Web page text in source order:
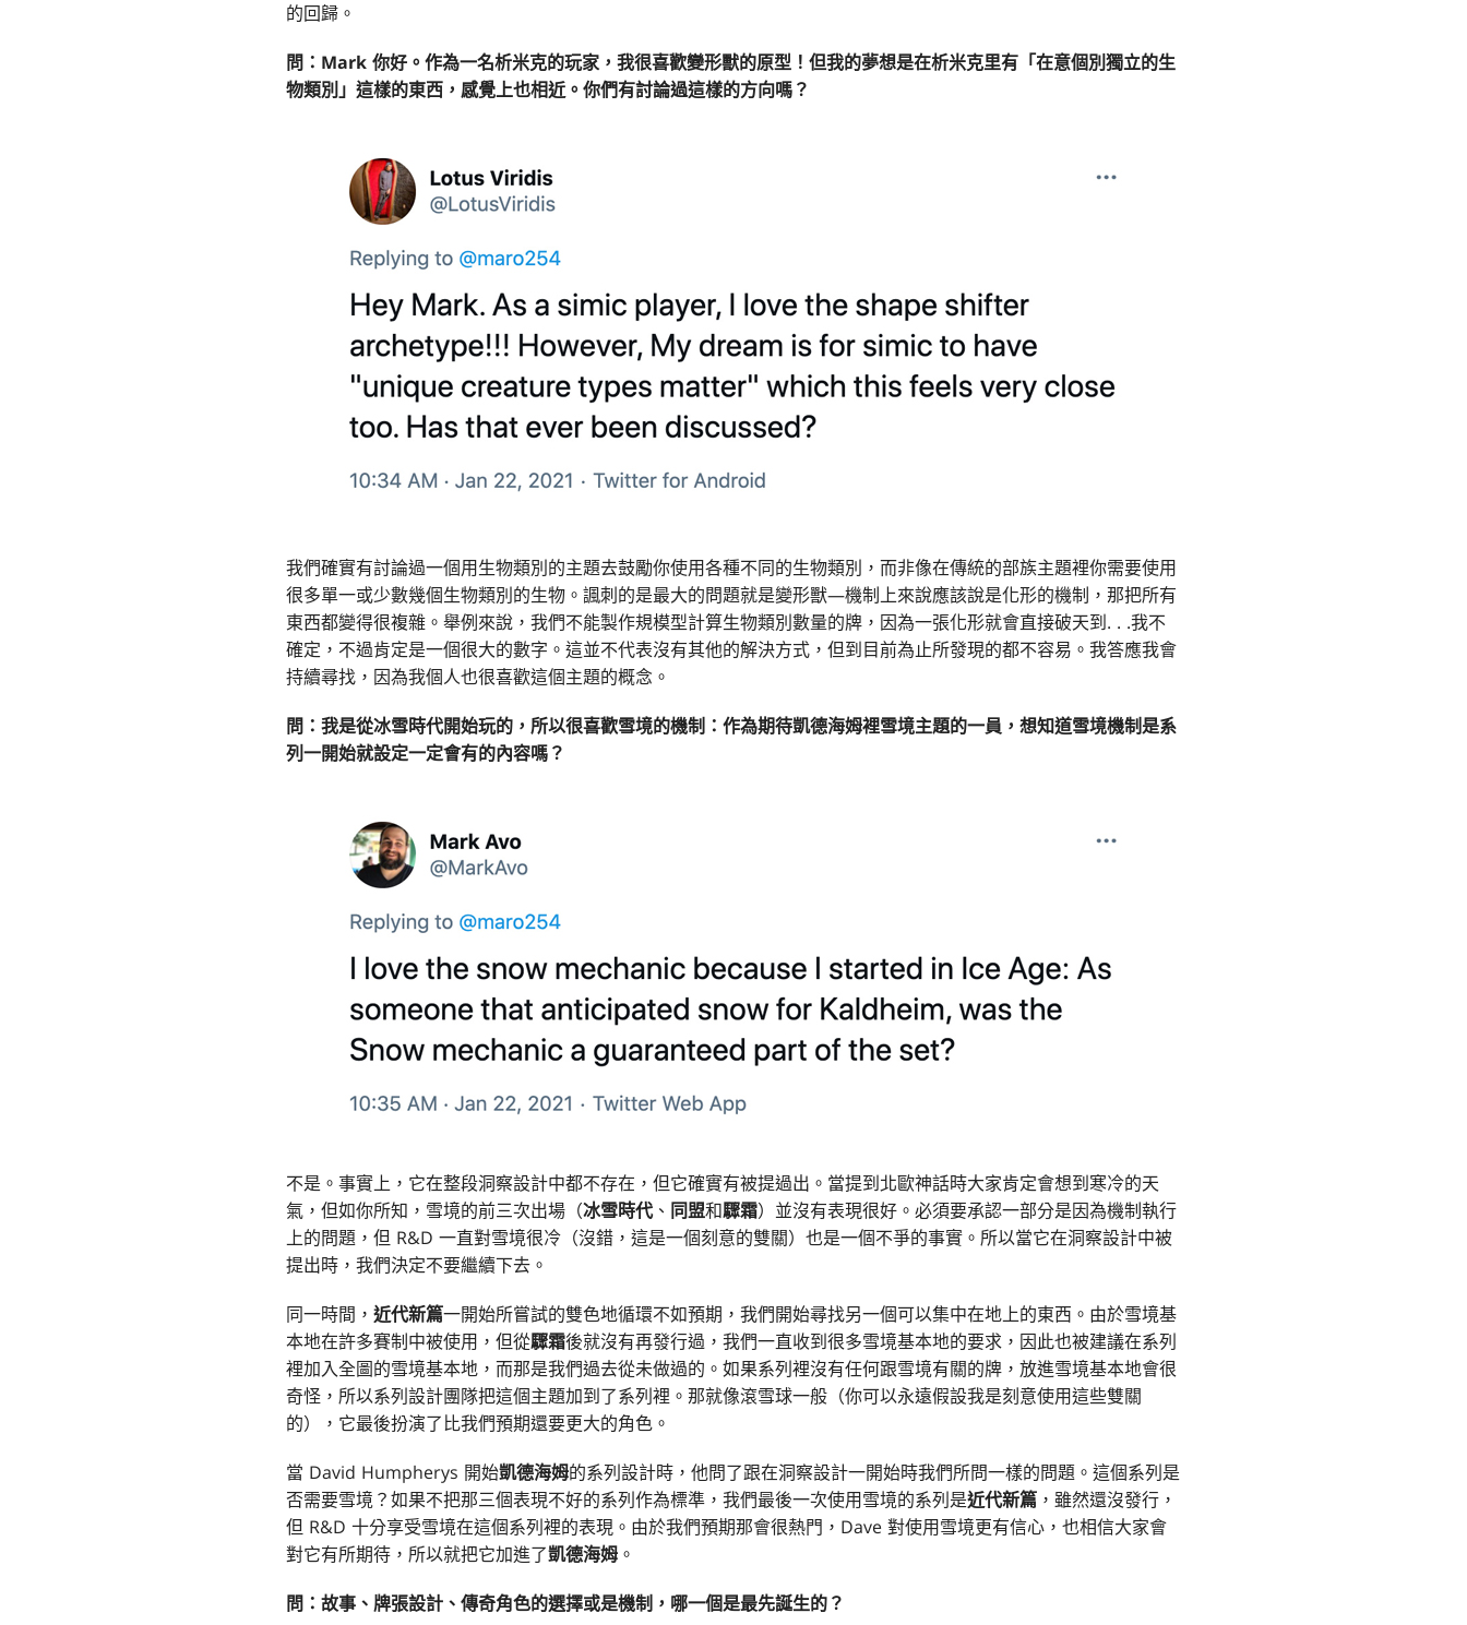
的回歸。
問： Mark 你好。作為一名析米克的玩家，我很喜歡變形獸的原型！但我的夢想是在析米克里有「在意個別獨立的生
物類別」這樣的東西，感覺上也相近。你們有討論過這樣的方向嗎？
我們確實有討論過一個用生物類別的主題去鼓勵你使用各種不同的生物類別，而非像在傳統的部族主題裡你需要使用
很多單一或少數幾個生物類別的生物。諷刺的是最大的問題就是變形獸—機制上來說應該說是化形的機制，那把所有
東西都變得很複雜。舉例來說，我們不能製作規模型計算生物類別數量的牌，因為一張化形就會直接破天到. . .我不
確定，不過肯定是一個很大的數字。這並不代表沒有其他的解決方式，但到目前為止所發現的都不容易。我答應我會
持續尋找，因為我個人也很喜歡這個主題的概念。
問： 我是從冰雪時代開始玩的，所以很喜歡雪境的機制： 作為期待凱德海姆裡雪境主題的一員，想知道雪境機制是系
列一開始就設定一定會有的內容嗎？
不是。事實上，它在整段洞察設計中都不存在，但它確實有被提過出。當提到北歐神話時大家肯定會想到寒冷的天
氣，但如你所知，雪境的前三次出場（冰雪時代、 同盟和驟霜）並沒有表現很好。必須要承認一部分是因為機制執行
上的問題，但 R&D 一直對雪境很冷（沒錯，這是一個刻意的雙關）也是一個不爭的事實。所以當它在洞察設計中被
提出時，我們決定不要繼續下去。
同一時間， 近代新篇一開始所嘗試的雙色地循環不如預期，我們開始尋找另一個可以集中在地上的東西。由於雪境基
本地在許多賽制中被使用，但從驟霜後就沒有再發行過，我們一直收到很多雪境基本地的要求，因此也被建議在系列
裡加入全圖的雪境基本地，而那是我們過去從未做過的。如果系列裡沒有任何跟雪境有關的牌，放進雪境基本地會很
奇怪，所以系列設計團隊把這個主題加到了系列裡。那就像滾雪球一般（你可以永遠假設我是刻意使用這些雙關
的），它最後扮演了比我們預期還要更大的角色。
當 David Humpherys 開始凱德海姆的系列設計時，他問了跟在洞察設計一開始時我們所問一樣的問題。這個系列是
否需要雪境？如果不把那三個表現不好的系列作為標準，我們最後一次使用雪境的系列是近代新篇 ，雖然還沒發行，
但 R&D 十分享受雪境在這個系列裡的表現。由於我們預期那會很熱門，Dave 對使用雪境更有信心，也相信大家會
對它有所期待，所以就把它加進了凱德海姆 。
問： 故事、牌張設計、傳奇角色的選擇或是機制，哪一個是最先誕生的？